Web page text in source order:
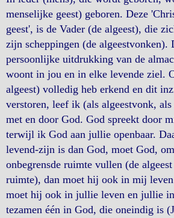
menselijke geest) geboren. Deze
geest', is de Vader (de algeest), die
zijn scheppingen (de algeestvonken).
persoonlijke uitdrukking van de
woont in jou en in elke levende ziel.
algeest) volledig heb erkend en dit
verstoren, leef ik (als algeestvonk,
met en door God. God spreekt door
terwijl ik God aan jullie openbaar.
levend-zijn is dan God, moet God,
onbegrensde ruimte vullen (de
ruimte), dan moet hij ook in mij
moet hij ook in jullie leven en jullie
tezamen één in God, die oneindig is